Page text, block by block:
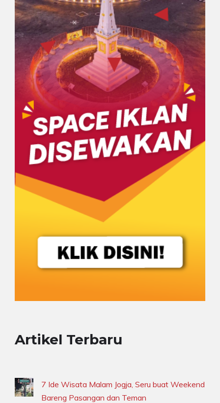
Artikel Terbaru
7 Ide Wisata Malam Jogja, Seru buat Weekend
Bareng Pasangan dan Teman